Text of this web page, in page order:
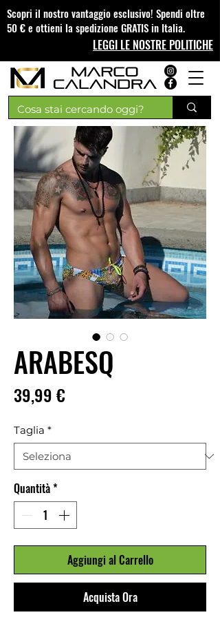
Scopri il nostro vantaggio esclusivo! Spendi oltre
50 € e ottieni la spedizione GRATIS in Italia.
LEGGI LE NOSTRE POLITICHE
ARABESQ
39,99 €
Taglia *
Quantità*
Aggiungi al Carrello
Acquista Ora